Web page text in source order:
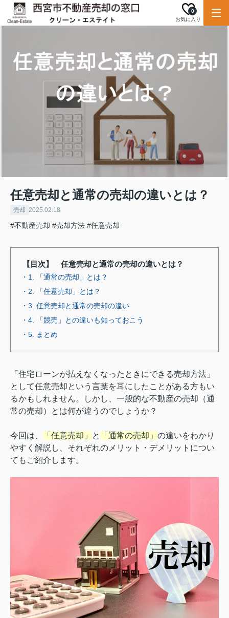
お気に入り
0
任意売却と通常の売却の違いとは？
売却 2025.02.18
#不動産売却 #売却方法 #任意売却
【目次】 任意売却と通常の売却の違いとは？
・1. 「通常の売却」とは？
・2. 「任意売却」とは？
・3. 任意売却と通常の売却の違い
・4. 「競売」との違いも知っておこう
・5. まとめ
「住宅ローンが払えなくなったときにできる売却方法」
として任意売却という言葉を耳にしたことがある方もい
るかもしれません。しかし、一般的な不動産の売却（通
常の売却）とは何が違うのでしょうか？
今回は、 「任意売却」 と 「通常の売却」 の違いをわかり
やすく解説し、それぞれのメリット・デメリットについ
てもご紹介します。